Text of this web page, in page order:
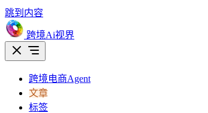
跳到内容
跨境Ai视界
跨境电商Agent
文章
标签